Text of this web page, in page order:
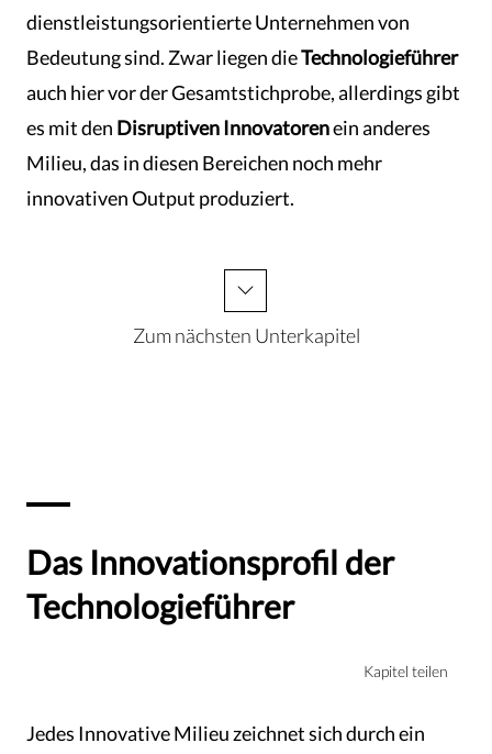
dienstleistungsorientierte Unternehmen von
Bedeutung sind. Zwar liegen dieTechnologieführer
auch hier vor der Gesamtstichprobe, allerdings gibt
es mit den Disruptiven Innovatorenein anderes
Milieu, das in diesen Bereichen noch mehr
innovativen Output produziert.
Zum nächsten Unterkapitel
Das Innovationsprofil der
Technologieführer
Kapitel teilen
Jedes Innovative Milieu zeichnet sich durch ein